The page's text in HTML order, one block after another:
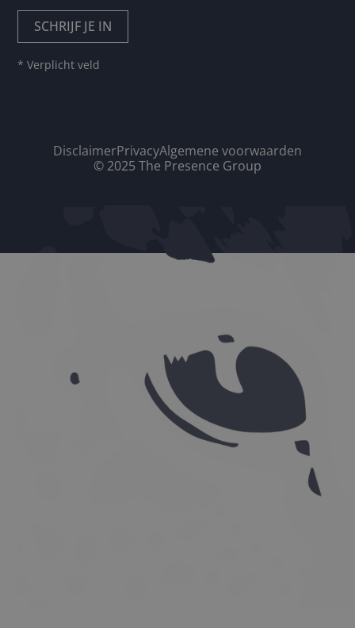
* Verplicht veld
DisclaimerPrivacyAlgemene voorwaarden
© 2025 The Presence Group